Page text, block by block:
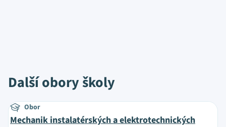
Další obory školy
Obor
Mechanik instalatérských a elektrotechnických